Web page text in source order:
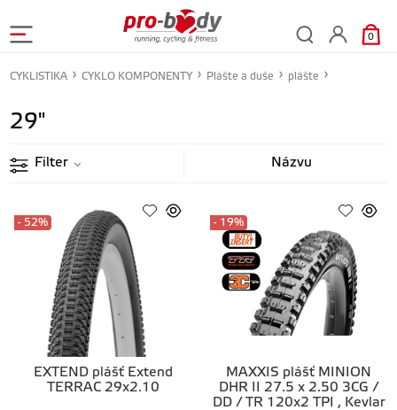
0
CYKLISTIKA CYKLO KOMPONENTY Plášte a duše plášte
29"
Filter
EXTEND plášť Extend
TERRAC 29x2.10
- 52%
MAXXIS plášť MINION
DHR II 27.5 x 2.50 3CG /
DD / TR 120x2 TPI , Kevlar
- 19%